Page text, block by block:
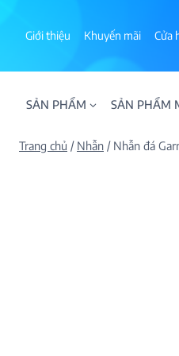
Giới thiệu Khuyến mãi Cửa
SẢN PHẨM SẢN PHẨM
Trang chủ / Nhẫn / Nhẫn đá